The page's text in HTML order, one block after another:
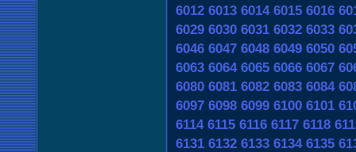
6012 6013 6014 6015 6016
6029 6030 6031 6032 6033
6046 6047 6048 6049 6050
6063 6064 6065 6066 6067
6080 6081 6082 6083 6084
6097 6098 6099 6100 6101
6114 6115 6116 6117 6118
6131 6132 6133 6134 6135